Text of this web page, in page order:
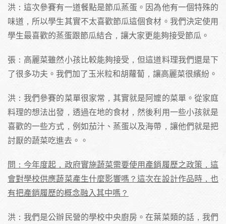
洪：這次參賽有一道餐點是節瓜蒸蛋。因為他有一個特殊的
味道，所以學生其實不太喜歡節瓜這個食材。我們決定使用
學生最喜歡的蒸蛋跟節瓜結合，讓大家更能夠接受節瓜。
張：高麗菜雖然小孩比較能夠接受，但這道料理我們還是下
了很多功夫。我們加了玉米粒和胡蘿蔔，讓高麗菜很繽紛。
洪：我們參賽的菜單很家常，其實就是阿嬤的菜單。從家庭
料理的想法出發，透過在地的食材，然後利用一些小孩就是
喜歡的一些方式，例如茄汁、蒸蛋以及海帶，讓他們就是把
討厭的蔬菜吃進去。。
問：今年度起，政府實施蔬菜需要使用產銷履歷之政策，這
會對學校供應蔬菜產生什麼影響嗎？這次在設計作品時，也
有把產銷履歷的概念融入其中嗎？
洪：我們是公辦民營的學校中央廚房。在葉菜類的話，我們